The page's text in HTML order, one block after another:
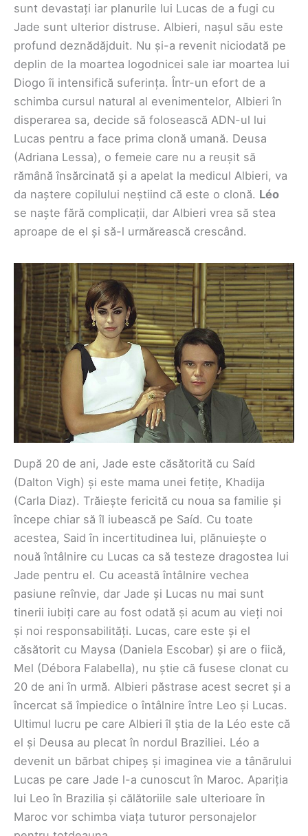
sunt devastați iar planurile lui Lucas de a fugi cu
Jade sunt ulterior distruse. Albieri, nașul său este
profund deznădăjduit. Nu și-a revenit niciodată pe
deplin de la moartea logodnicei sale iar moartea lui
Diogo îi intensifică suferința. Într-un efort de a
schimba cursul natural al evenimentelor, Albieri în
disperarea sa, decide să folosească ADN-ul lui
Lucas pentru a face prima clonă umană. Deusa
(Adriana Lessa), o femeie care nu a reușit să
rămână însărcinată și a apelat la medicul Albieri, va
da naștere copilului neștiind că este o clonă. Léo
se naște fără complicații, dar Albieri vrea să stea
aproape de el și să-l urmărească crescând.
După 20 de ani, Jade este căsătorită cu Saíd
(Dalton Vigh) și este mama unei fetițe, Khadija
(Carla Diaz). Trăiește fericită cu noua sa familie și
începe chiar să îl iubească pe Saíd. Cu toate
acestea, Said în incertitudinea lui, plănuiește o
nouă întâlnire cu Lucas ca să testeze dragostea lui
Jade pentru el. Cu această întâlnire vechea
pasiune reînvie, dar Jade și Lucas nu mai sunt
tinerii iubiți care au fost odată și acum au vieți noi
și noi responsabilități. Lucas, care este și el
căsătorit cu Maysa (Daniela Escobar) și are o fiică,
Mel (Débora Falabella), nu știe că fusese clonat cu
20 de ani în urmă. Albieri păstrase acest secret și a
încercat să împiedice o întâlnire între Leo și Lucas.
Ultimul lucru pe care Albieri îl știa de la Léo este că
el și Deusa au plecat în nordul Braziliei. Léo a
devenit un bărbat chipeș și imaginea vie a tânărului
Lucas pe care Jade l-a cunoscut în Maroc. Apariția
lui Leo în Brazilia și călătoriile sale ulterioare în
Maroc vor schimba viața tuturor personajelor